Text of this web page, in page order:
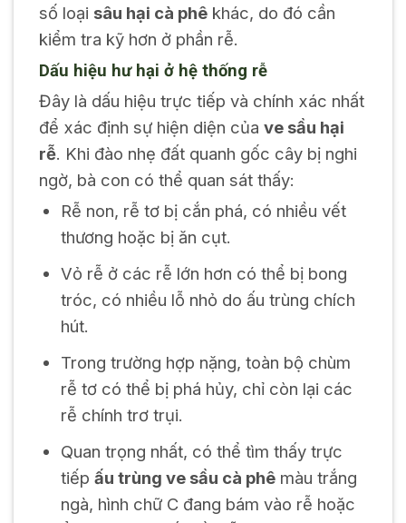
số loại sâu hại cà phêkhác, do đó cần
kiểm tra kỹ hơn ở phần rễ.
Dấu hiệu hư hại ở hệ thống rễ
Đây là dấu hiệu trực tiếp và chính xác nhất
để xác định sự hiện diện của ve sầu hại
rễ. Khi đào nhẹ đất quanh gốc cây bị nghi
ngờ, bà con có thể quan sát thấy:
Rễ non, rễ tơ bị cắn phá, có nhiều vết
thương hoặc bị ăn cụt.
Vỏ rễ ở các rễ lớn hơn có thể bị bong
tróc, có nhiều lỗ nhỏ do ấu trùng chích
hút.
Trong trường hợp nặng, toàn bộ chùm
rễ tơ có thể bị phá hủy, chỉ còn lại các
rễ chính trơ trụi.
Quan trọng nhất, có thể tìm thấy trực
tiếp ấu trùng ve sầu cà phêmàu trắng
ngà, hình chữ C đang bám vào rễ hoặc